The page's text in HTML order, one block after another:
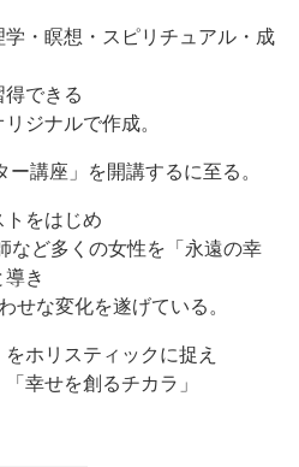
・瞑想・スピリチュアル・成
得できる
ジナルで作成。
講座」を開講するに至る。
をはじめ
など多くの女性を「永遠の幸
き
せな変化を遂げている。
ホリスティックに捉え
幸せを創るチカラ」